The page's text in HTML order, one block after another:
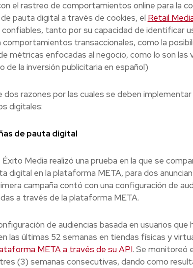
el rastreo de comportamientos online para la
pauta digital a través de cookies, el Retail
tanto por su capacidad de identificar
transaccionales, como la
métricas enfocadas al negocio, como lo son las
la inversión publicitaria en español)
razones por las cuales se deben implementar
digitales:
de pauta digital
Media realizó una prueba en la que se
digital en la plataforma META, para dos
campaña contó con una configuración de
a través de la plataforma META.
de audiencias basada en usuarios que
las últimas 52 semanas en tiendas físicas y
META a través de su API. Se monitoreó
(3) semanas consecutivas, dando como